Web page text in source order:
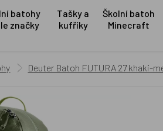
batohy
značky
Tašky a
kufříky
Školní batoh
Minecraft
Deuter Batoh FUTURA 27 khaki-